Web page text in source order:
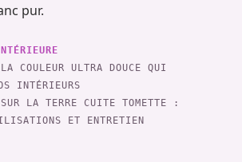
pur.
COULEUR ULTRA DOUCE QUI
INTÉRIEURS
LA TERRE CUITE TOMETTE :
ET ENTRETIEN